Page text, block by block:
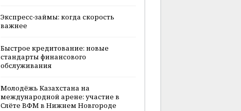
Экспресс-займы: когда скорость
важнее
Быстрое кредитование: новые
стандарты финансового
обслуживания
Молодёжь Казахстана на
международной арене: участие в
Слёте ВФМ в Нижнем Новгороде